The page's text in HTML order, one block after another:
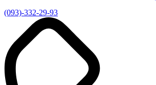
(093)-332-29-93